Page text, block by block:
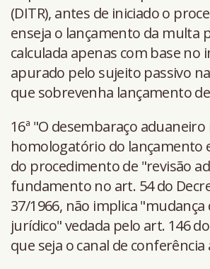
(DITR), antes de iniciado o
enseja o lançamento da multa
calculada apenas com base no
apurado pelo sujeito passivo
que sobrevenha lançamento
16ª "O desembaraço
homologatório do lançamento
do procedimento de "revisão
fundamento no art. 54 do
37/1966, não implica
jurídico" vedada pelo art. 146
que seja o canal de